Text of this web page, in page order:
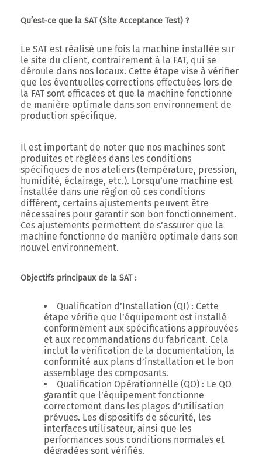
Qu’est-ce que la SAT (Site Acceptance Test) ?
Le SAT est réalisé une fois la machine installée sur
le site du client, contrairement à la FAT, qui se
déroule dans nos locaux. Cette étape vise à vérifier
que les éventuelles corrections effectuées lors de
la FAT sont efficaces et que la machine fonctionne
de manière optimale dans son environnement de
production spécifique.
Il est important de noter que nos machines sont
produites et réglées dans les conditions
spécifiques de nos ateliers (température, pression,
humidité, éclairage, etc.). Lorsqu’une machine est
installée dans une région où ces conditions
diffèrent, certains ajustements peuvent être
nécessaires pour garantir son bon fonctionnement.
Ces ajustements permettent de s’assurer que la
machine fonctionne de manière optimale dans son
nouvel environnement.
Objectifs principaux de la SAT :
Qualification d’Installation (QI) : Cette
étape vérifie que l’équipement est installé
conformément aux spécifications approuvées
et aux recommandations du fabricant. Cela
inclut la vérification de la documentation, la
conformité aux plans d’installation et le bon
assemblage des composants.
Qualification Opérationnelle (QO) : Le QO
garantit que l’équipement fonctionne
correctement dans les plages d’utilisation
prévues. Les dispositifs de sécurité, les
interfaces utilisateur, ainsi que les
performances sous conditions normales et
dégradées sont vérifiés.